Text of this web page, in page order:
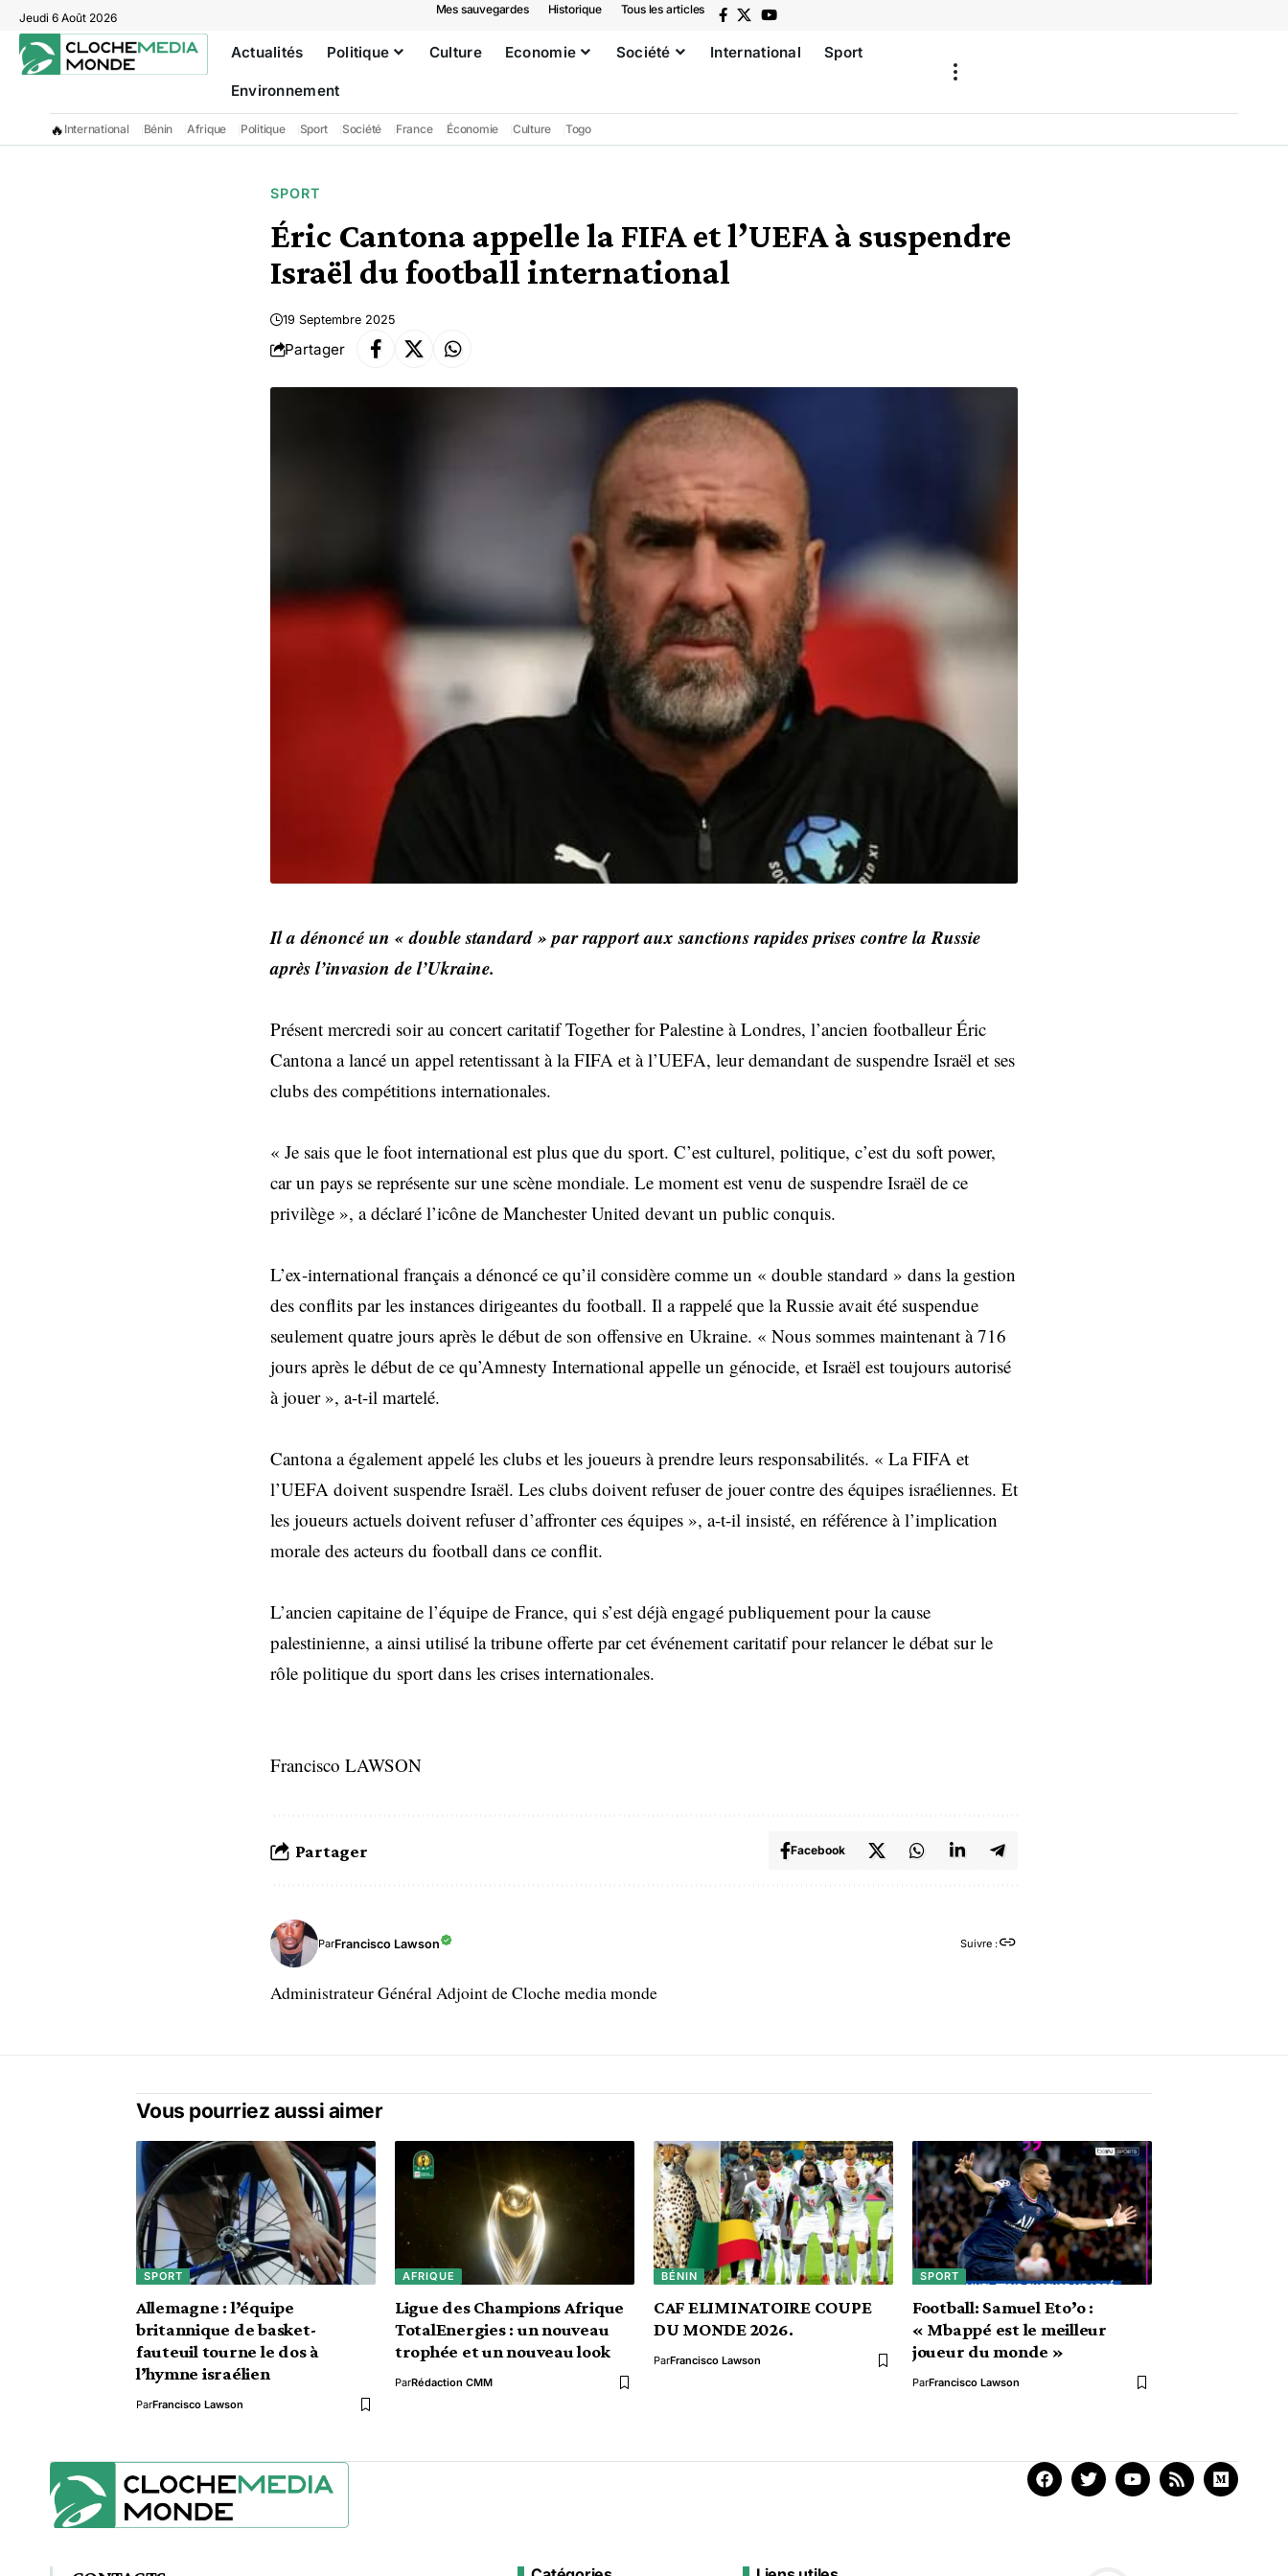
Jeudi 6 Août 2026
Mes sauvegardes Historique Tous les articles
Actualités Politique Culture Economie Société International Sport
Environnement
🔥 International Bénin Afrique Politique Sport Société France Économie Culture Togo
SPORT
Éric Cantona appelle la FIFA et l’UEFA à suspendre
Israël du football international
19 Septembre 2025
Partager
Il a dénoncé un « double standard » par rapport aux sanctions rapides prises contre la Russie
après l’invasion de l’Ukraine.
Présent mercredi soir au concert caritatif Together for Palestine à Londres, l’ancien footballeur Éric
Cantona a lancé un appel retentissant à la FIFA et à l’UEFA, leur demandant de suspendre Israël et ses
clubs des compétitions internationales.
« Je sais que le foot international est plus que du sport. C’est culturel, politique, c’est du soft power,
car un pays se représente sur une scène mondiale. Le moment est venu de suspendre Israël de ce
privilège », a déclaré l’icône de Manchester United devant un public conquis.
L’ex-international français a dénoncé ce qu’il considère comme un « double standard » dans la gestion
des conflits par les instances dirigeantes du football. Il a rappelé que la Russie avait été suspendue
seulement quatre jours après le début de son offensive en Ukraine. « Nous sommes maintenant à 716
jours après le début de ce qu’Amnesty International appelle un génocide, et Israël est toujours autorisé
à jouer », a-t-il martelé.
Cantona a également appelé les clubs et les joueurs à prendre leurs responsabilités. « La FIFA et
l’UEFA doivent suspendre Israël. Les clubs doivent refuser de jouer contre des équipes israéliennes. Et
les joueurs actuels doivent refuser d’affronter ces équipes », a-t-il insisté, en référence à l’implication
morale des acteurs du football dans ce conflit.
L’ancien capitaine de l’équipe de France, qui s’est déjà engagé publiquement pour la cause
palestinienne, a ainsi utilisé la tribune offerte par cet événement caritatif pour relancer le débat sur le
rôle politique du sport dans les crises internationales.
Francisco LAWSON
Partager Facebook
ParFrancisco Lawson Suivre :
Administrateur Général Adjoint de Cloche media monde
Vous pourriez aussi aimer
SPORT
Allemagne : l’équipe
britannique de basket-
fauteuil tourne le dos à
l’hymne israélien
ParFrancisco Lawson
AFRIQUE
Ligue des Champions Afrique
TotalEnergies : un nouveau
trophée et un nouveau look
ParRédaction CMM
BÉNIN
CAF ELIMINATOIRE COUPE
DU MONDE 2026.
ParFrancisco Lawson
SPORT
Football: Samuel Eto’o :
« Mbappé est le meilleur
joueur du monde »
ParFrancisco Lawson